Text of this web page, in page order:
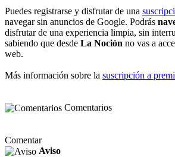
Puedes registrarse y disfrutar de una
navegar sin anuncios de Google. Podrás
disfrutar de una experiencia limpia, sin
sabiendo que desde La Noción no vas a
web.
Más información sobre la suscripción a
Comentarios
Comentar
Aviso